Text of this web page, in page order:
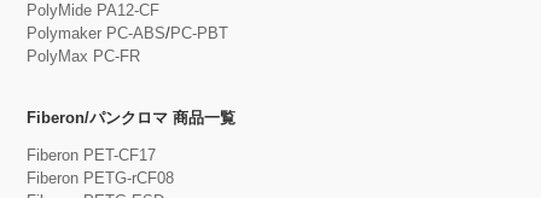
PolyMide PA12-CF
Polymaker PC-ABS/PC-PBT
PolyMax PC-FR
Fiberon/パンクロマ 商品一覧
Fiberon PET-CF17
Fiberon PETG-rCF08